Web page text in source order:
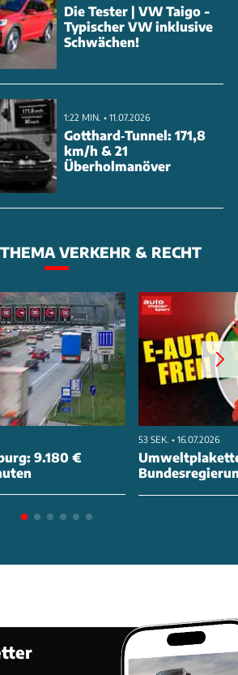
Die Tester | VW Taigo -
Typischer VW inklusive
Schwächen!
1:22 MIN. • 11.07.2026
Gotthard‑Tunnel: 171,8
km/h & 21
Überholmanöver
VERKEHR & RECHT
9.180 €
53 SEK. • 16.07.2026